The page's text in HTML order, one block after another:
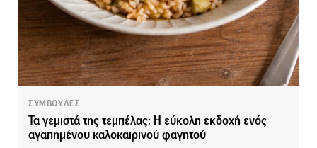
ΣΥΜΒΟΥΛΕΣ
Τα γεμιστά της τεμπέλας: Η εύκολη εκδοχή ενός
αγαπημένου καλοκαιρινού φαγητού